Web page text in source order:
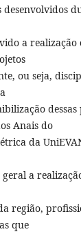
a realização
ou seja,
Anais do
da
a
região,
que